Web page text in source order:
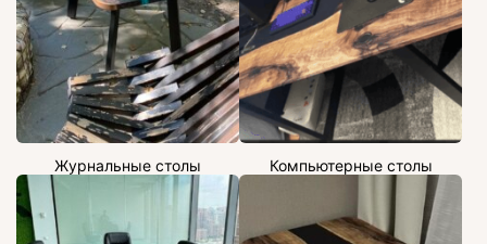
Журнальные столы Компьютерные столы